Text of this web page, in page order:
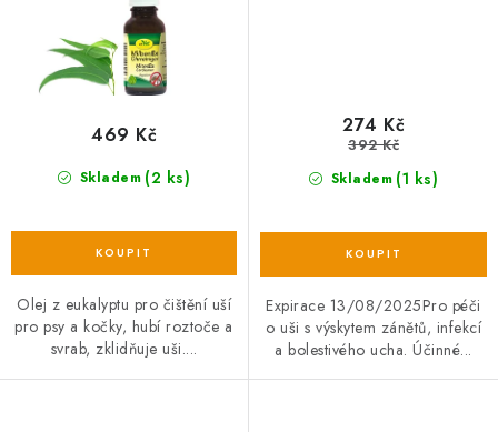
Skladem (2 ks)
469 Kč
Olej z eukalyptu pro čištění uší
pro psy a kočky, hubí roztoče a
svrab, zklidňuje uši....
Skladem (1 ks)
274 Kč
392 Kč
Expirace 13/08/2025Pro péči
o uši s výskytem zánětů, infekcí
a bolestivého ucha. Účinné...